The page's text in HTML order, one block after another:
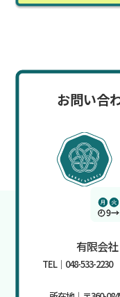
お問い合
有限会
TEL｜048-533-